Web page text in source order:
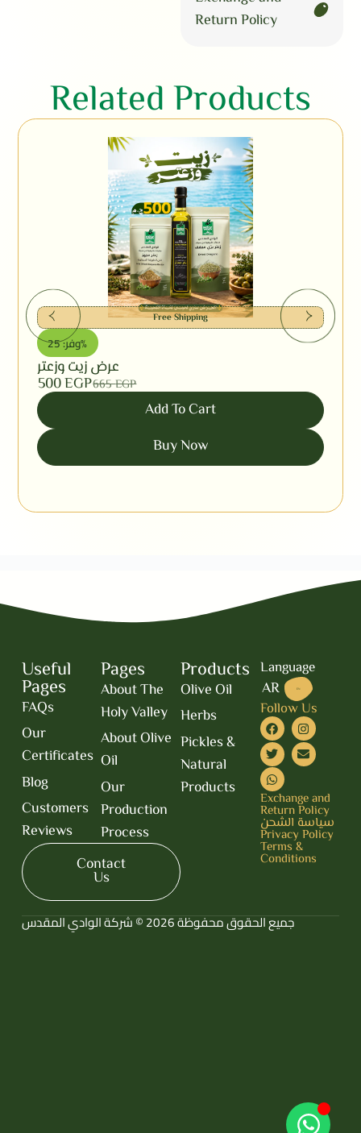
Return Policy
Related Products
Free Shipping
وفر: 25%
عرض زيت وزعتر
665EGP
500EGP
Add To Cart
Buy Now
Useful
Pages
FAQs
Our
Certificates
Blog
Customers
Reviews
Contact
Us
Pages
About The
Holy Valley
About Olive
Oil
Our
Production
Process
Products
Olive Oil
Herbs
Pickles &
Natural
Products
Language
AR EN
Follow Us
Exchange and
Return Policy
سياسة الشحن
Privacy Policy
Terms &
Conditions
جميع الحقوق محفوظة 2026 © شركة الوادي المقدس